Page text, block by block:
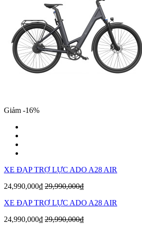
Giảm -16%
XE ĐẠP TRỢ LỰC ADO A28 AIR
24,990,000₫ 29,990,000₫
XE ĐẠP TRỢ LỰC ADO A28 AIR
24,990,000₫ 29,990,000₫